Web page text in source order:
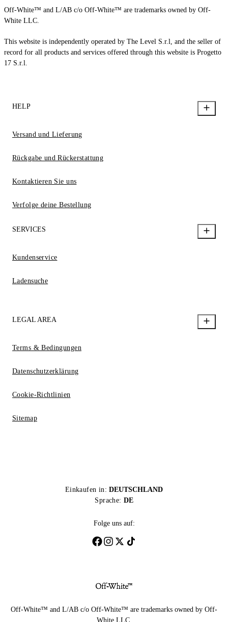
Off-White™ and L/AB c/o Off-White™ are trademarks owned by Off-
White LLC.
This website is independently operated by The Level S.r.l, and the seller of
record for all products and services offered through this website is Progetto
17 S.r.l.
HELP
Versand und Lieferung
Rückgabe und Rückerstattung
Kontaktieren Sie uns
Verfolge deine Bestellung
SERVICES
Kundenservice
Ladensuche
LEGAL AREA
Terms & Bedingungen
Datenschutzerklärung
Cookie-Richtlinien
Sitemap
Einkaufen in: DEUTSCHLAND
Sprache: DE
Folge uns auf:
Off-White™ and L/AB c/o Off-White™ are trademarks owned by Off-
White LLC.